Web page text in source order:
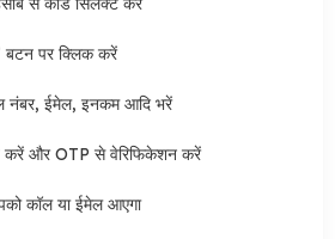
बटन पर क्लिक करें
नंबर, ईमेल, इनकम आदि भरें
करें और OTP से वेरिफिकेशन करें
कॉल या ईमेल आएगा